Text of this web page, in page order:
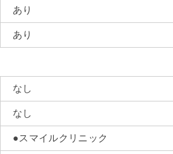
あり
あり
なし
なし
●スマイルクリニック